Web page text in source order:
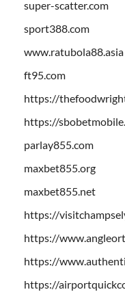
super-scatter.com
sport388.com
www.ratubola88.asia
ft95.com
https://
https://
parlay855.com
maxbet855.org
maxbet855.net
https://
https://
https://
https://